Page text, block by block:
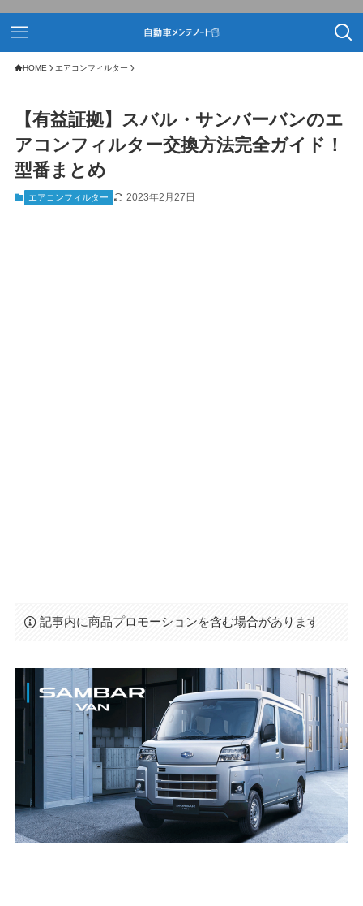
HOME エアコンフィルター
【有益証拠】スバル・サンバーバンのエ
アコンフィルター交換方法完全ガイド！
型番まとめ
エアコンフィルター 2023年2月27日
記事内に商品プロモーションを含む場合があります